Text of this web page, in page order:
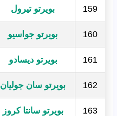
159 بويرتو تيرول
160 بويرتو جواسيو
161 بويرتو ديسادو
162 بويرتو سان جوليان
163 بويرتو سانتا كروز